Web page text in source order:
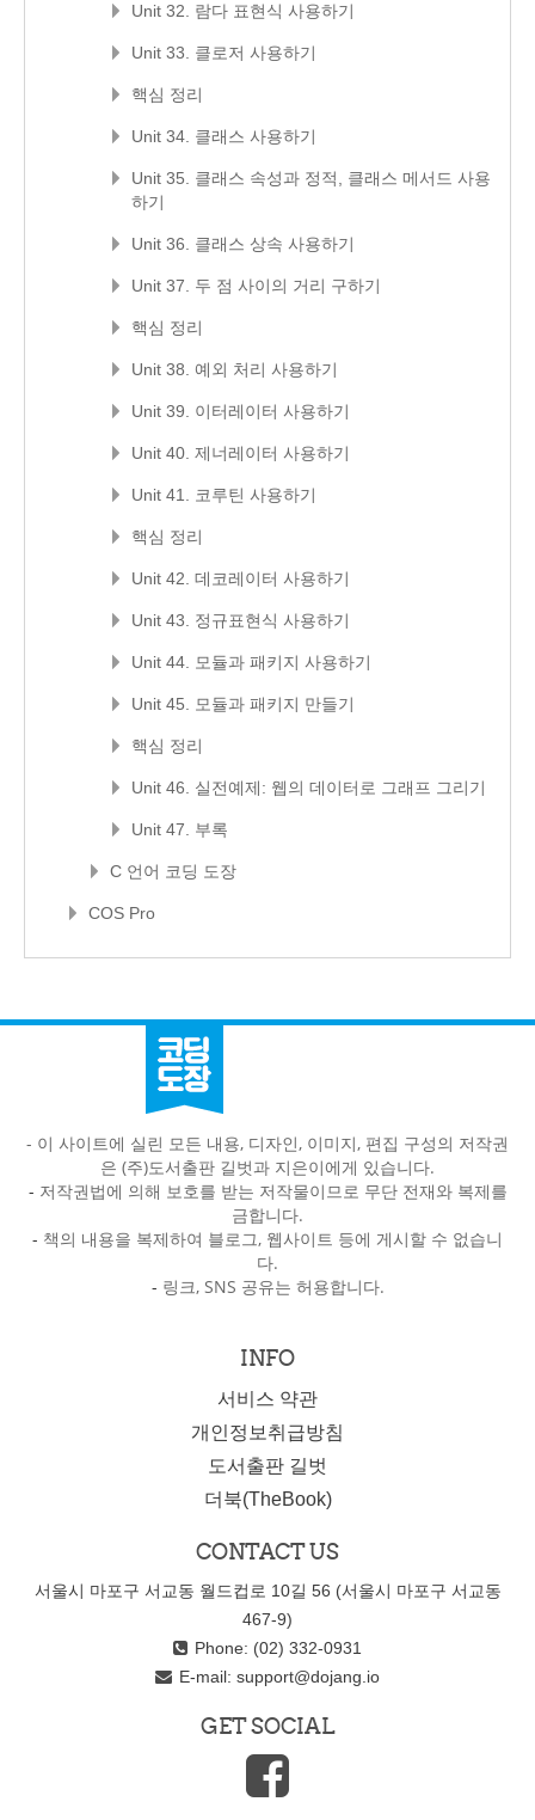
Unit 32. 람다 표현식 사용하기
Unit 33. 클로저 사용하기
핵심 정리
Unit 34. 클래스 사용하기
Unit 35. 클래스 속성과 정적, 클래스 메서드 사용
하기
Unit 36. 클래스 상속 사용하기
Unit 37. 두 점 사이의 거리 구하기
핵심 정리
Unit 38. 예외 처리 사용하기
Unit 39. 이터레이터 사용하기
Unit 40. 제너레이터 사용하기
Unit 41. 코루틴 사용하기
핵심 정리
Unit 42. 데코레이터 사용하기
Unit 43. 정규표현식 사용하기
Unit 44. 모듈과 패키지 사용하기
Unit 45. 모듈과 패키지 만들기
핵심 정리
Unit 46. 실전예제: 웹의 데이터로 그래프 그리기
Unit 47. 부록
C 언어 코딩 도장
COS Pro
- 이 사이트에 실린 모든 내용, 디자인, 이미지, 편집 구성의 저작권
은 (주)도서출판 길벗과 지은이에게 있습니다.
- 저작권법에 의해 보호를 받는 저작물이므로 무단 전재와 복제를
금합니다.
- 책의 내용을 복제하여 블로그, 웹사이트 등에 게시할 수 없습니
다.
- 링크, SNS 공유는 허용합니다.
INFO
서비스 약관
개인정보취급방침
도서출판 길벗
더북(TheBook)
CONTACT US
서울시 마포구 서교동 월드컵로 10길 56 (서울시 마포구 서교동
467-9)
Phone: (02) 332-0931
E-mail: support@dojang.io
GET SOCIAL